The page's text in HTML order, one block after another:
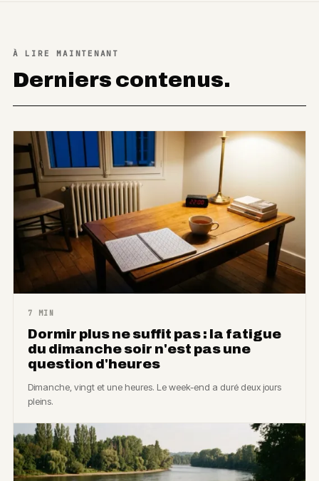
À LIRE MAINTENANT
Derniers contenus.
7 MIN
Dormir plus ne suffit pas : la fatigue
du dimanche soir n'est pas une
question d'heures
Dimanche, vingt et une heures. Le week-end a duré deux jours
pleins.